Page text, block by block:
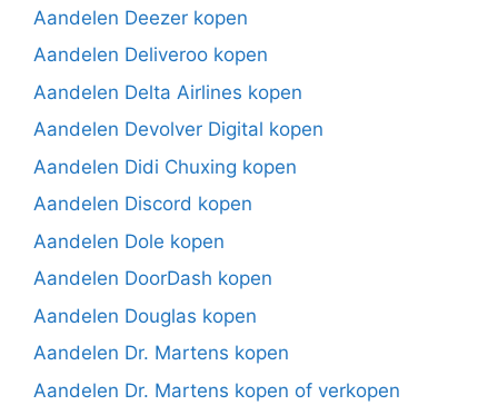
Aandelen Deezer kopen
Aandelen Deliveroo kopen
Aandelen Delta Airlines kopen
Aandelen Devolver Digital kopen
Aandelen Didi Chuxing kopen
Aandelen Discord kopen
Aandelen Dole kopen
Aandelen DoorDash kopen
Aandelen Douglas kopen
Aandelen Dr. Martens kopen
Aandelen Dr. Martens kopen of verkopen